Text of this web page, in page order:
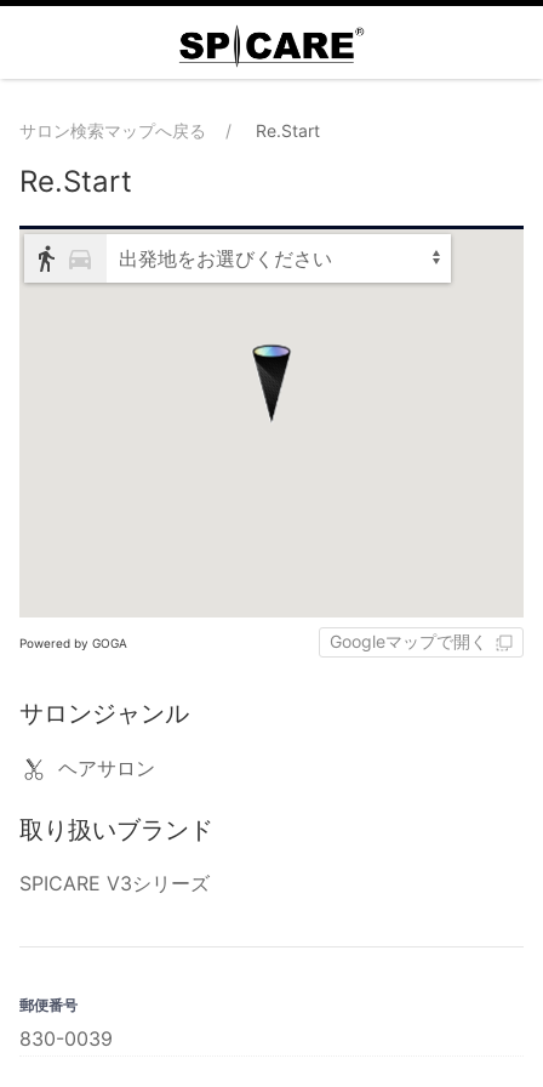
サロン検索マップへ戻る Re.Start
Re.Start
出発地をお選びください
Powered by GOGA Googleマップで開く
サロンジャンル
ヘアサロン
取り扱いブランド
SPICARE V3シリーズ
郵便番号
830-0039